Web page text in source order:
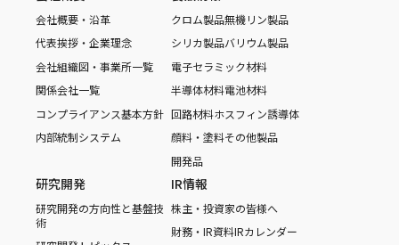
会社概要・沿革
代表挨拶・企業理念
会社組織図・事業所一覧
関係会社一覧
コンプライアンス基本方針
内部統制システム
クロム製品無機リン製品
シリカ製品バリウム製品
電子セラミック材料
半導体材料電池材料
回路材料ホスフィン誘導体
顔料・塗料その他製品
開発品
研究開発
研究開発の方向性と基盤技
術
IR情報
株主・投資家の皆様へ
財務・IR資料IRカレンダー